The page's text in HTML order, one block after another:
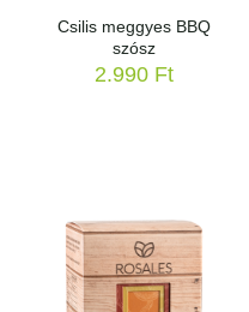
Csilis meggyes BBQ
szósz
2.990 Ft